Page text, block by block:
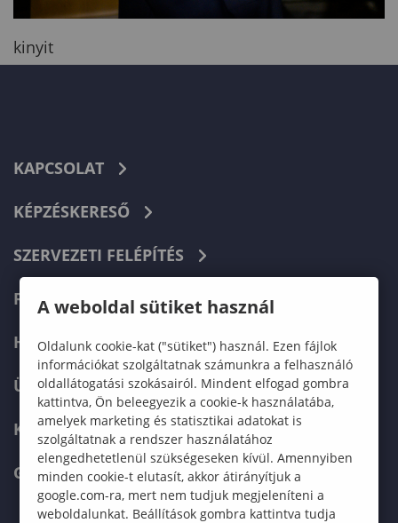
kinyit
KAPCSOLAT
KÉPZÉSKERESŐ
SZERVEZETI FELÉPÍTÉS
FELVÉTELIZŐKNEK
HALLGATÓKNAK
ÜZLETI PARTNEREKNEK
KARRIER
GREEN UNIVERSITY
A weboldal sütiket használ
Oldalunk cookie-kat ("sütiket") használ. Ezen fájlok
információkat szolgáltatnak számunkra a felhasználó
oldallátogatási szokásairól. Mindent elfogad gombra
kattintva, Ön beleegyezik a cookie-k használatába,
amelyek marketing és statisztikai adatokat is
szolgáltatnak a rendszer használatához
elengedhetetlenül szükségeseken kívül. Amennyiben
minden cookie-t elutasít, akkor átirányítjuk a
google.com-ra, mert nem tudjuk megjeleníteni a
weboldalunkat. Beállítások gombra kattintva tudja